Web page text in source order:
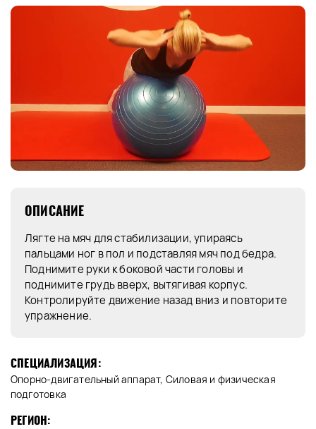
ОПИСАНИЕ
Лягте на мяч для стабилизации, упираясь
пальцами ног в пол и подставляя мяч под бедра.
Поднимите руки к боковой части головы и
поднимите грудь вверх, вытягивая корпус.
Контролируйте движение назад вниз и повторите
упражнение.
СПЕЦИАЛИЗАЦИЯ:
Опорно-двигательный аппарат, Силовая и физическая
подготовка
РЕГИОН: